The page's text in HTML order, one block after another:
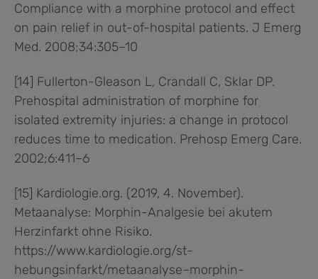
Compliance with a morphine protocol and effect
on pain relief in out-of-hospital patients. J Emerg
Med. 2008;34:305–10
[14] Fullerton-Gleason L, Crandall C, Sklar DP.
Prehospital administration of morphine for
isolated extremity injuries: a change in protocol
reduces time to medication. Prehosp Emerg Care.
2002;6:411–6
[15] Kardiologie.org. (2019, 4. November).
Metaanalyse: Morphin-Analgesie bei akutem
Herzinfarkt ohne Risiko.
https://www.kardiologie.org/st-
hebungsinfarkt/metaanalyse–morphin-